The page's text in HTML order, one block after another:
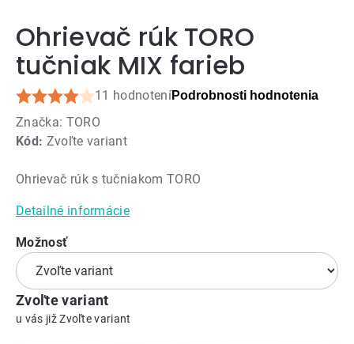
Ohrievač rúk TORO
tučniak MIX farieb
Kód: Zvoľte variant
Priemerné
hodnotenie
produktu
4,3
5
hviezdičiek.
11 hodnoteníPodrobnosti hodnotenia
Značka: TORO
Možnosť
Ohrievač rúk s tučniakom TORO
Detailné informácie
Zvoľte variant
Zvoľte variant